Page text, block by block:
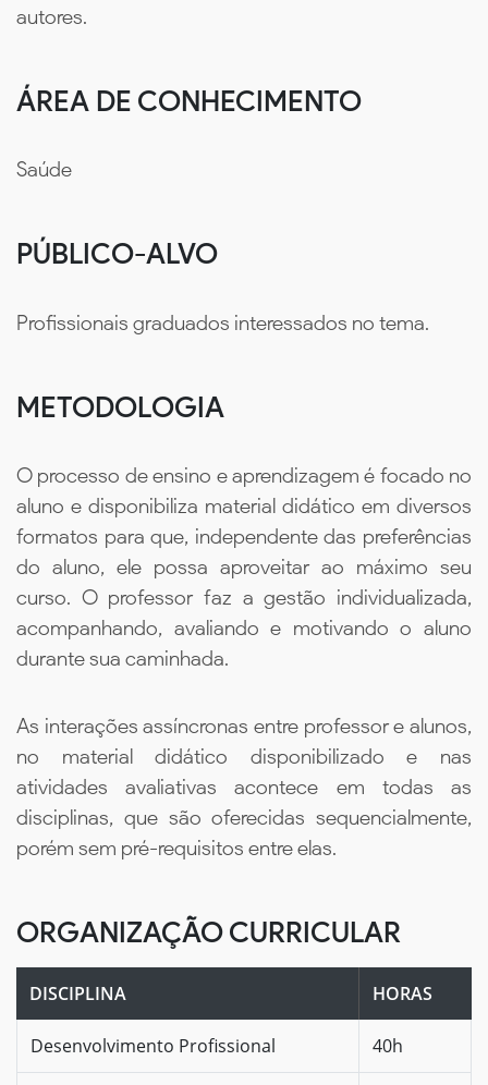
autores.
ÁREA DE CONHECIMENTO
Saúde
PÚBLICO-ALVO
Profissionais graduados interessados no tema.
METODOLOGIA
O processo de ensino e aprendizagem é focado no
aluno e disponibiliza material didático em diversos
formatos para que, independente das preferências
do aluno, ele possa aproveitar ao máximo seu
curso. O professor faz a gestão individualizada,
acompanhando, avaliando e motivando o aluno
durante sua caminhada.
As interações assíncronas entre professor e alunos,
no material didático disponibilizado e nas
atividades avaliativas acontece em todas as
disciplinas, que são oferecidas sequencialmente,
porém sem pré-requisitos entre elas.
ORGANIZAÇÃO CURRICULAR
DISCIPLINA HORAS
Desenvolvimento Profissional 40h